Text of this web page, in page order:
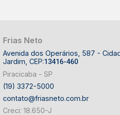
Frias Neto
Avenida dos Operários, 587 -
Jardim, CEP:13416-460
Piracicaba - SP
(19) 3372-5000
contato@friasneto.com.br
Creci: 18.650-J